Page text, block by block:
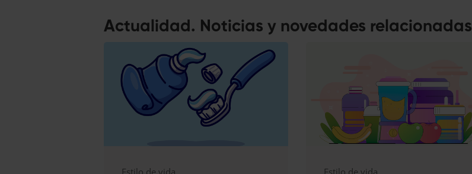
Actualidad. Noticias y novedades relacionadas
Estilo de vida Estilo de vida